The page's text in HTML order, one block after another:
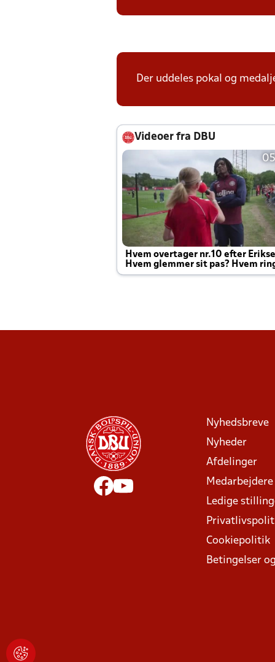
Der uddeles pokal og
Videoer fra DBU
Hvem overtager nr.10 efter
Hvem glemmer sit pas? Hvem
Joachim altid til efter kampe?
Nyhedsbreve
Nyheder
Afdelinger
Medarbejdere
Ledige
Cookiepolitik
Betingelser